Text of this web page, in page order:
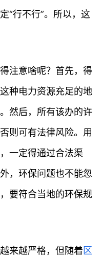
“行不行”。所以，这
注意啥呢？首先，得
种电力资源充足的地
然后，所有该办的许
则可有法律风险。用
一定得通过合法渠
，环保问题也不能忽
要符合当地的环保规
来越严格，但随着区